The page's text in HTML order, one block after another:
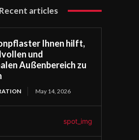
Recent articles
Ihnen hilft,
und
Außenbereich zu
May 14, 2026